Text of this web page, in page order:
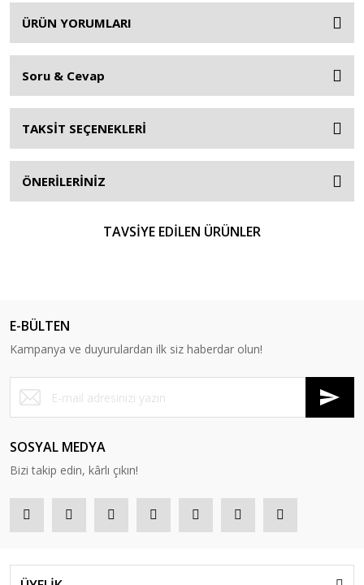
ÜRÜN YORUMLARI
Soru & Cevap
TAKSİT SEÇENEKLERİ
ÖNERİLERİNİZ
TAVSİYE EDİLEN ÜRÜNLER
E-BÜLTEN
Kampanya ve duyurulardan ilk siz haberdar olun!
SOSYAL MEDYA
Bizi takip edin, kârlı çıkın!